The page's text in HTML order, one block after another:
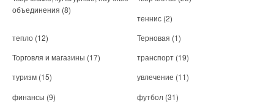
объединения (8)
теннис (2)
тепло (12) Терновая (1)
Торговля и магазины (17) транспорт (19)
туризм (15) увлечение (11)
финансы (9) футбол (31)